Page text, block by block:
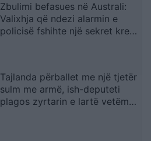
Zbulimi befasues në Australi:
Valixhja që ndezi alarmin e
policisë fshihte një sekret krejt
Tajlanda përballet me një tjetër
sulm me armë, ish-deputeti
plagos zyrtarin e lartë vetëm